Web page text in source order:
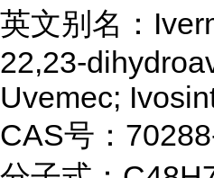
英文别名：
22,23-
Uvemec;
CAS号：